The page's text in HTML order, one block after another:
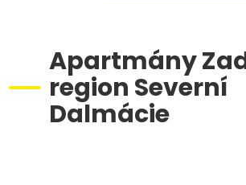
Apartmány
region Severní
Dalmácie